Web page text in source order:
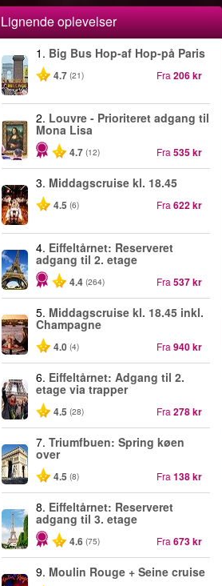
Lignende oplevelser
1. Big Bus Hop-af Hop-på Paris
4.7 (21) Fra 206 kr
2. Louvre - Prioriteret adgang til
Mona Lisa
4.7 (12) Fra 535 kr
3. Middagscruise kl. 18.45
4.5 (6) Fra 622 kr
4. Eiffeltårnet: Reserveret
adgang til 2. etage
4.4 (264) Fra 537 kr
5. Middagscruise kl. 18.45 inkl.
Champagne
4.0 (4) Fra 940 kr
6. Eiffeltårnet: Adgang til 2.
etage via trapper
4.5 (28) Fra 278 kr
7. Triumfbuen: Spring køen
over
4.5 (8) Fra 138 kr
8. Eiffeltårnet: Reserveret
adgang til 3. etage
4.6 (75) Fra 673 kr
9. Moulin Rouge + Seine cruise